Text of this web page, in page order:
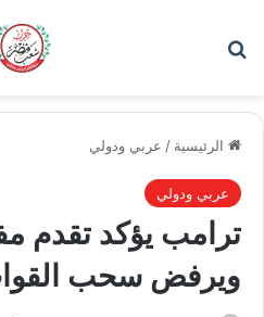
الرئيسية / عربي ودولي
عربي ودولي
ترامب يؤكد تقدم
ويرفض سحب